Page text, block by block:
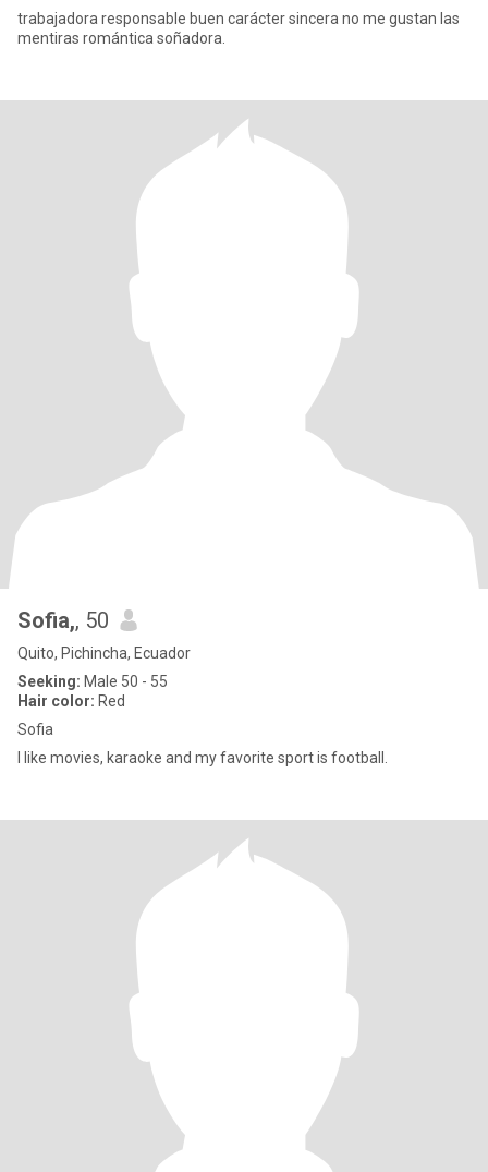
trabajadora responsable buen carácter sincera no me gustan las
mentiras romántica soñadora.
Sofia,, 50
Quito, Pichincha, Ecuador
Seeking: Male 50 - 55
Hair color: Red
Sofia
I like movies, karaoke and my favorite sport is football.